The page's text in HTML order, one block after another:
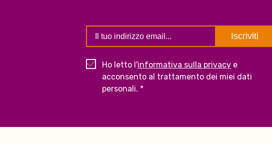
Ho letto l'informativa sulla privacy e
acconsento al trattamento dei miei dati
personali. *